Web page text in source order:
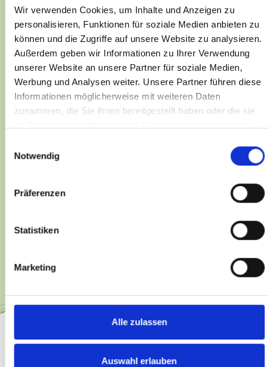
Wir verwenden Cookies, um Inhalte und Anzeigen zu
personalisieren, Funktionen für soziale Medien anbieten zu
können und die Zugriffe auf unsere Website zu analysieren.
Außerdem geben wir Informationen zu Ihrer Verwendung
unserer Website an unsere Partner für soziale Medien,
Werbung und Analysen weiter. Unsere Partner führen diese
Informationen möglicherweise mit weiteren Daten
zusammen, die Sie ihnen bereitgestellt haben oder die sie
Notwendig
Präferenzen
Statistiken
Marketing
Alle zulassen
Auswahl erlauben
Constant Change Consulting
Unsere Expertise
bietet KMUs die
Sicherheit,
umzusetzen.